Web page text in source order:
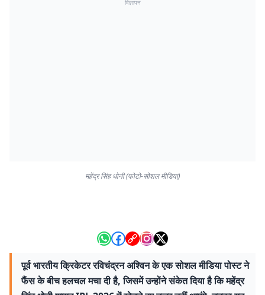
विज्ञापन
महेंद्र सिंह धोनी (फोटो-सोशल मीडिया)
पूर्व भारतीय क्रिकेटर रविचंद्रन अश्विन के एक सोशल मीडिया पोस्ट ने
फैंस के बीच हलचल मचा दी है, जिसमें उन्होंने संकेत दिया है कि महेंद्र